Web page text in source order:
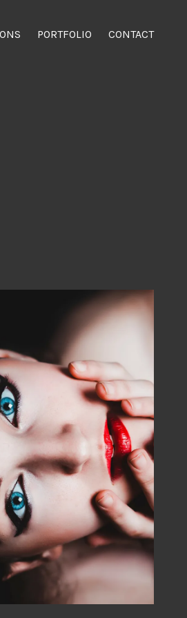
PORTFOLIO CONTACT
Shooting photos
Professionnels